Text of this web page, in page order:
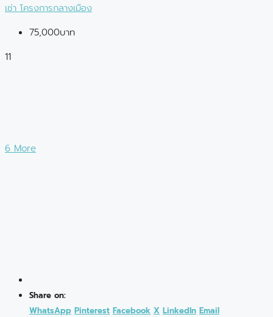
เช่า โครงการกลางเมือง
75,000บาท
11
6 More
Share on:
WhatsApp Pinterest Facebook X LinkedIn Email